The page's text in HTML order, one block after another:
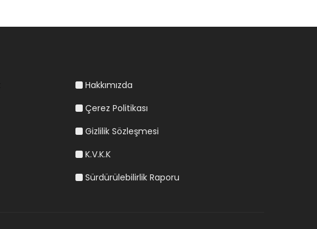
Hakkımızda
Çerez Politikası
Gizlilik Sözleşmesi
K.V.K.K
Sürdürülebilirlik Raporu